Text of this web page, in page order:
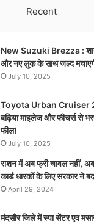
Recent
New Suzuki Brezza :
और नए लुक के साथ जल्द
July 10, 2025
Toyota Urban Cruiser
बढ़िया माइलेज और फीचर्स से
फील!
July 10, 2025
राशन में अब फ्री चावल नहीं,
कार्ड धारकों के लिए सरकार ने
April 29, 2024
मंदसौर जिले में स्पा सेंटर एव